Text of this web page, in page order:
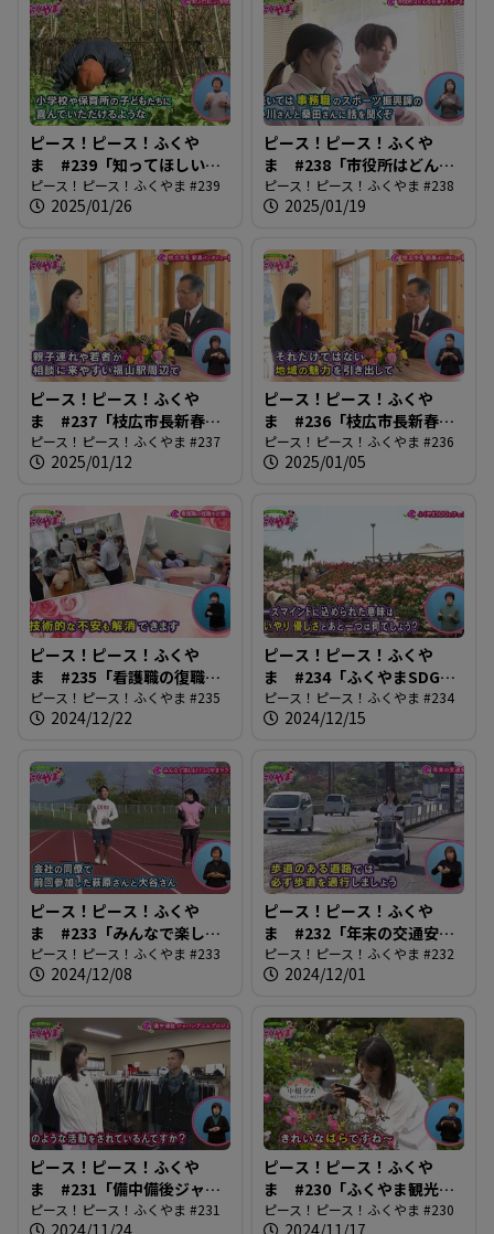
ピース！ピース！ふくや
ま #239「知ってほしい学
校給食」
ピース！ピース！ふくやま #239
2025/01/26
ピース！ピース！ふくや
ま #238「市役所はどんな
仕事しているの？」
ピース！ピース！ふくやま #238
2025/01/19
ピース！ピース！ふくや
ま #237「枝広市長新春イ
ンタビュー後編」
ピース！ピース！ふくやま #237
2025/01/12
ピース！ピース！ふくや
ま #236「枝広市長新春イ
ンタビュー前編」
ピース！ピース！ふくやま #236
2025/01/05
ピース！ピース！ふくや
ま #235「看護職の復職を
応援します」
ピース！ピース！ふくやま #235
2024/12/22
ピース！ピース！ふくや
ま #234「ふくやまSDGs
フェスタ」
ピース！ピース！ふくやま #234
2024/12/15
ピース！ピース！ふくや
ま #233「みんなで楽しも
う！ふくやまマラソン」
ピース！ピース！ふくやま #233
2024/12/08
ピース！ピース！ふくや
ま #232「年末の交通安
全」
ピース！ピース！ふくやま #232
2024/12/01
ピース！ピース！ふくや
ま #231「備中備後ジャパ
ンデニムプロジェクト」
ピース！ピース！ふくやま #231
2024/11/24
ピース！ピース！ふくや
ま #230「ふくやま観光写
真コンテスト」
ピース！ピース！ふくやま #230
2024/11/17